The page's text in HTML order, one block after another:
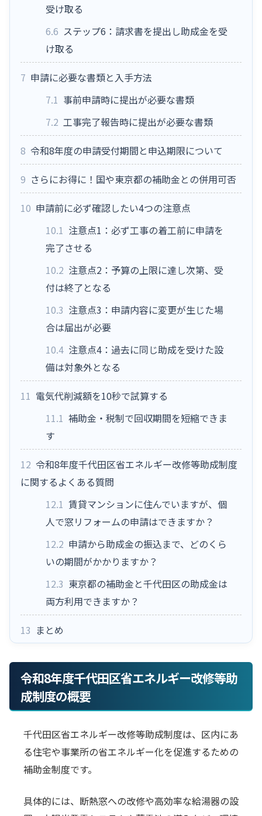
受け取る
6.6 ステップ6：請求書を提出し助成金を受
け取る
7 申請に必要な書類と入手方法
7.1 事前申請時に提出が必要な書類
7.2 工事完了報告時に提出が必要な書類
8 令和8年度の申請受付期間と申込期限について
9 さらにお得に！国や東京都の補助金との併用可否
10 申請前に必ず確認したい4つの注意点
10.1 注意点1：必ず工事の着工前に申請を
完了させる
10.2 注意点2：予算の上限に達し次第、受
付は終了となる
10.3 注意点3：申請内容に変更が生じた場
合は届出が必要
10.4 注意点4：過去に同じ助成を受けた設
備は対象外となる
11 電気代削減額を10秒で試算する
11.1 補助金・税制で回収期間を短縮できま
す
12 令和8年度千代田区省エネルギー改修等助成制度
に関するよくある質問
12.1 賃貸マンションに住んでいますが、個
人で窓リフォームの申請はできますか？
12.2 申請から助成金の振込まで、どのくら
いの期間がかかりますか？
12.3 東京都の補助金と千代田区の助成金は
両方利用できますか？
13 まとめ
令和8年度千代田区省エネルギー改修等助
成制度の概要
千代田区省エネルギー改修等助成制度は、区内にあ
る住宅や事業所の省エネルギー化を促進するための
補助金制度です。
具体的には、断熱窓への改修や高効率な給湯器の設